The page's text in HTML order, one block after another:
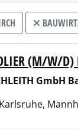
(M/W/D)
GmbH
Karlsruhe,